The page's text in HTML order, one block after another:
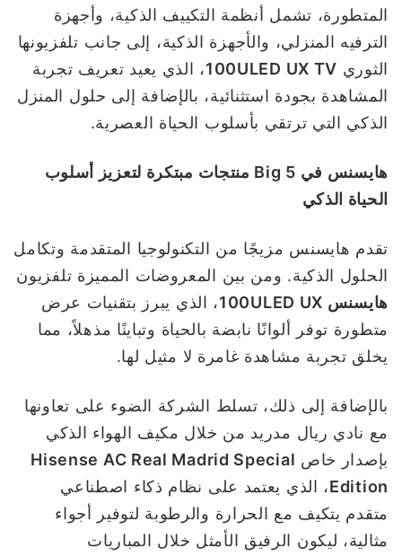
المتطورة، تشمل أنظمة التكييف الذكية، وأجهزة
الترفيه المنزلي، والأجهزة الذكية، إلى جانب تلفزيونها
الثوري 100ULED UX TV، الذي يعيد تعريف تجربة
المشاهدة بجودة استثنائية، بالإضافة إلى حلول المنزل
الذكي التي ترتقي بأسلوب الحياة العصرية.
هايسنس في
منتجات مبتكرة لتعزيز أسلوب
الحياة الذكي
تقدم هايسنس مزيجًا من التكنولوجيا المتقدمة وتكامل
الحلول الذكية. ومن بين المعروضات المميزة تلفزيون
هايسنس 100ULED UX، الذي يبرز بتقنيات عرض
متطورة توفر ألوانًا نابضة بالحياة وتباينًا مذهلاً، مما
يخلق تجربة مشاهدة غامرة لا مثيل لها.
بالإضافة إلى ذلك، تسلط الشركة الضوء على تعاونها
مع نادي ريال مدريد من خلال مكيف الهواء الذكي
بإصدار خاص Hisense AC Real Madrid Special
Edition، الذي يعتمد على نظام ذكاء اصطناعي
متقدم يتكيف مع الحرارة والرطوبة لتوفير أجواء
مثالية، ليكون الرفيق الأمثل خلال المباريات